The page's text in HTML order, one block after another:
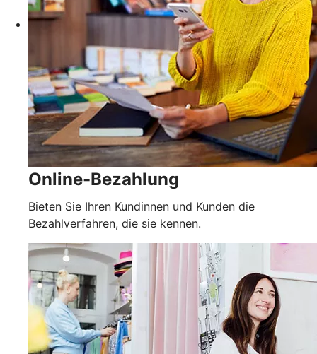
Online-Bezahlung
Bieten Sie Ihren Kundinnen und Kunden die
Bezahlverfahren, die sie kennen.